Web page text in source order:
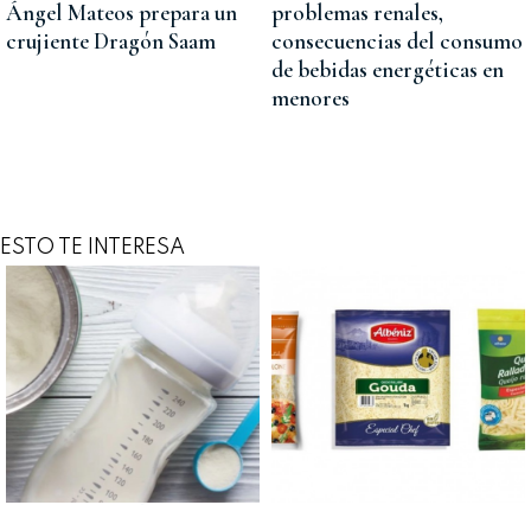
Ángel Mateos prepara un
crujiente Dragón Saam
problemas renales,
consecuencias del consumo
de bebidas energéticas en
menores
ESTO TE INTERESA